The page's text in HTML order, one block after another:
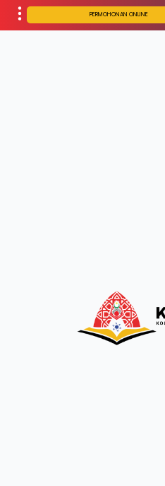
PERMOHONAN ONLINE